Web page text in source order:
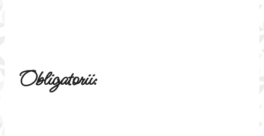
Obligatorii: